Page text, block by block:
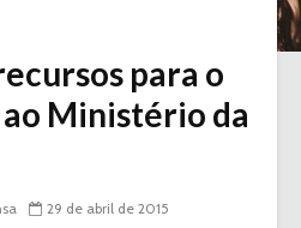
para o
Ministério da
29 de abril de 2015